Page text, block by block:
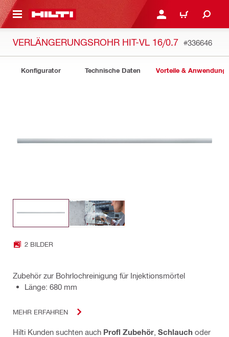
ANMELDEN ODER
WARENKORB
VERLÄNGERUNGSROHR HIT-VL 16/0.7 #336646
Konfigurator Technische Daten Vorteile &
2 BILDER
Zubehör zur Bohrlochreinigung für Injektionsmörtel
Länge: 680 mm
MEHR ERFAHREN
Hilti Kunden suchten auch Profl Zubehör Schlauch oder